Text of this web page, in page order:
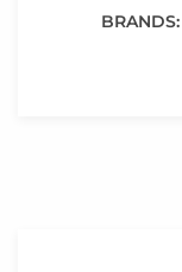
BRANDS: